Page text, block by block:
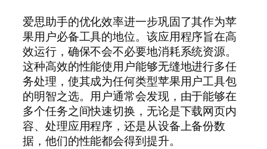
爱思助手的优化效率进一步巩固了其作为苹
果用户必备工具的地位。该应用程序旨在高
效运行，确保不会不必要地消耗系统资源。
这种高效的性能使用户能够无缝地进行多任
务处理，使其成为任何类型苹果用户工具包
的明智之选。用户通常会发现，由于能够在
多个任务之间快速切换，无论是下载网页内
容、处理应用程序，还是从设备上备份数
据，他们的性能都会得到提升。